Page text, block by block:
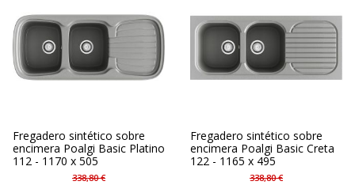
Fregadero sintético sobre
encimera Poalgi Basic Platino
112 - 1170 x 505
338,80 €
Fregadero sintético sobre
encimera Poalgi Basic Creta
122 - 1165 x 495
338,80 €